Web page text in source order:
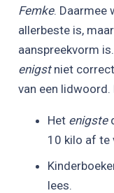
Femke. Daarmee
allerbeste is,
aanspreekvorm
enigstniet correct
van een lidwoord.
Het enigste
10 kilo af te
lees.